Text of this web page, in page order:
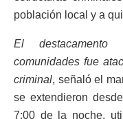
población local y a
El destacamento
comunidades fue
criminal, señaló el
se extendieron
7:00 de la noche,